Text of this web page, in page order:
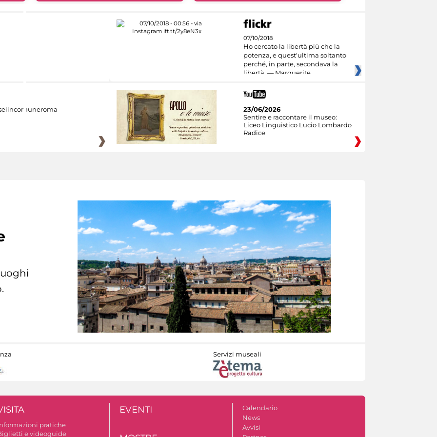
07/10/2018
Ho cercato la libertà più che la
potenza, e quest'ultima soltanto
perché, in parte, secondava la
libertà. — Marguerite
23/06/2026
Sentire e raccontare il museo:
Liceo Linguistico Lucio Lombardo
Radice
Servizi museali
pratiche
e videoguide
EVENTI
Calendario
News
Avvisi